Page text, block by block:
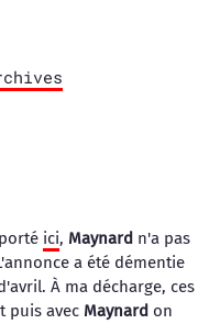
ici, Maynard n'a pas
a été démentie
À ma décharge, ces
puis avec Maynard on